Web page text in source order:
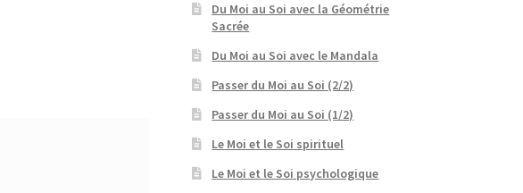
Du Moi au Soi avec la Géométrie
Sacrée
Du Moi au Soi avec le Mandala
Passer du Moi au Soi (2/2)
Passer du Moi au Soi (1/2)
Le Moi et le Soi spirituel
Le Moi et le Soi psychologique